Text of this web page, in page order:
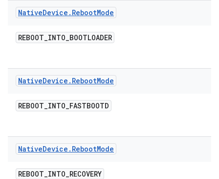
NativeDevice . RebootMode
REBOOT_INTO_BOOTLOADER
NativeDevice . RebootMode
REBOOT_INTO_FASTBOOTD
NativeDevice . RebootMode
REBOOT_INTO_RECOVERY